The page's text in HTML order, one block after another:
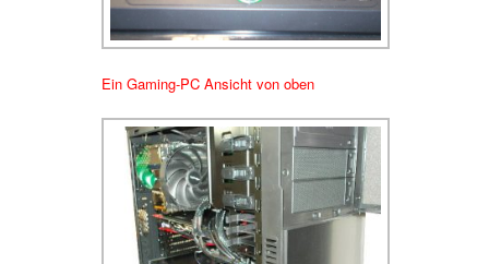
Ein Gaming-PC Ansicht von oben